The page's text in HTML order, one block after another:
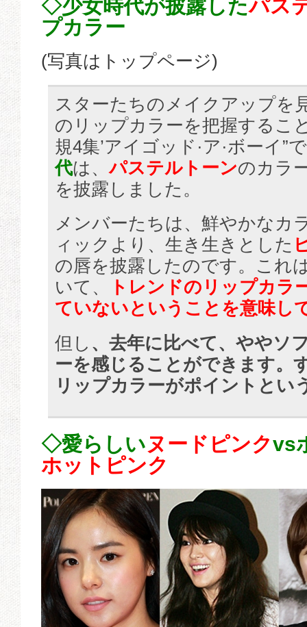
◇少女時代が披露したパス
プカラー
(写真はトップページ)
スターたちのメイクアップを
のリップカラーを把握するこ
規4集’アイゴッド·ア·ボーイ”
代は、パステルトーンのカラ
を披露しました。
メンバーたちは、鮮やかなカ
ィックより、生き生きとした
の唇を披露したのです。これ
いて、
トレンドのリップカラ
ていないということを意味し
但し 、去年に比べて、ややソ
ーを感じることができます。
リップカラーがポイントとい
◇愛らしい ヌードピンクvs
ホットピンク